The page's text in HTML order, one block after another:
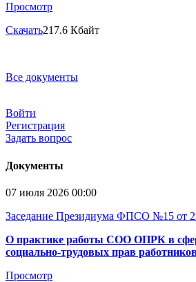
Просмотр
Скачать217.6 Кбайт
Все документы
Войти
Регистрация
Задать вопрос
Документы
07 июля 2026 00:00
Заседание Президиума ФПСО №15 от
О практике работы СОО ОПРК в
социально-трудовых прав
Просмотр